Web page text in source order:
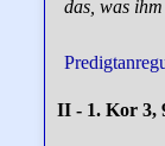
das, was
II - 1. Kor 3,